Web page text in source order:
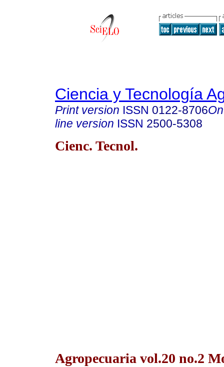
Ciencia y Tecnología
Print version ISSN 0122-8706
line version ISSN 2500-5308
Cienc. Tecnol.
Agropecuaria vol.20 no.2